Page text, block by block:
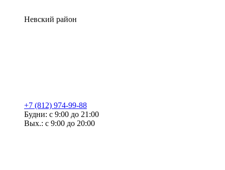
Невский район
+7 (812) 974-99-88
Будни: с 9:00 до 21:00
Вых.: с 9:00 до 20:00